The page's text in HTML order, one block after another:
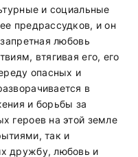
и социальные
предрассудков, и он
любовь
втягивая его, его
опасных и
в
и борьбы за
героев на этой земле
так и
дружбу, любовь и